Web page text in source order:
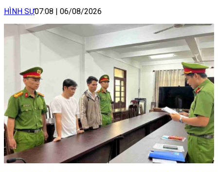
HÌNH SỰ07:08 | 06/08/2026